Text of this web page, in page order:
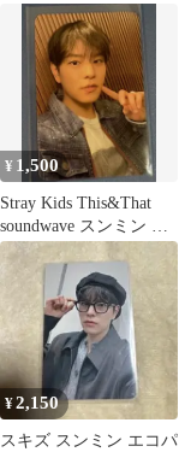
スンミン
¥ 1,500
Stray Kids This&That
soundwave スンミン ト
レカ
¥2,150
スキズ スンミン エコパ